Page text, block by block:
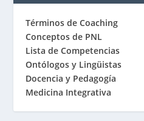
Términos de Coaching
Conceptos de PNL
Lista de Competencias
Ontólogos y Lingüistas
Docencia y Pedagogía
Medicina Integrativa